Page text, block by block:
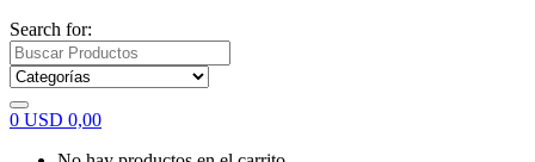
Search for:
0 USD 0,00